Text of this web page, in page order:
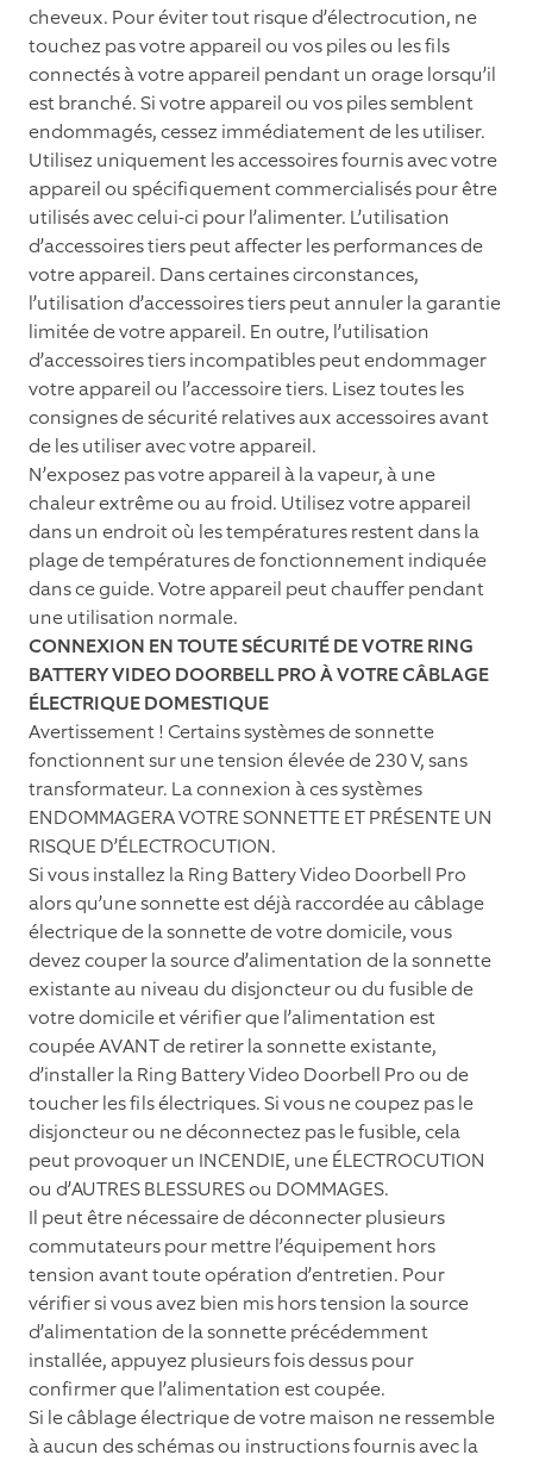
cheveux. Pour éviter tout risque d’électrocution, ne
touchez pas votre appareil ou vos piles ou les ﬁls
connectés à votre appareil pendant un orage lorsqu’il
est branché. Si votre appareil ou vos piles semblent
endommagés, cessez immédiatement de les utiliser.
Utilisez uniquement les accessoires fournis avec votre
appareil ou spéciﬁquement commercialisés pour être
utilisés avec celui-ci pour l’alimenter. L’utilisation
d’accessoires tiers peut affecter les performances de
votre appareil. Dans certaines circonstances,
l’utilisation d’accessoires tiers peut annuler la garantie
limitée de votre appareil. En outre, l’utilisation
d’accessoires tiers incompatibles peut endommager
votre appareil ou l’accessoire tiers. Lisez toutes les
consignes de sécurité relatives aux accessoires avant
de les utiliser avec votre appareil.
N’exposez pas votre appareil à la vapeur, à une
chaleur extrême ou au froid. Utilisez votre appareil
dans un endroit où les températures restent dans la
plage de températures de fonctionnement indiquée
dans ce guide. Votre appareil peut chauffer pendant
une utilisation normale.
CONNEXION EN TOUTE SÉCURITÉ DE VOTRE RING
BATTERY VIDEO DOORBELL PRO À VOTRE CÂBLAGE
ÉLECTRIQUE DOMESTIQUE
Avertissement ! Certains systèmes de sonnette
fonctionnent sur une tension élevée de 230 V, sans
transformateur. La connexion à ces systèmes
ENDOMMAGERA VOTRE SONNETTE ET PRÉSENTE UN
RISQUE D’ÉLECTROCUTION.
Si vous installez la Ring Battery Video Doorbell Pro
alors qu’une sonnette est déjà raccordée au câblage
électrique de la sonnette de votre domicile, vous
devez couper la source d’alimentation de la sonnette
existante au niveau du disjoncteur ou du fusible de
votre domicile et vériﬁer que l’alimentation est
coupée AVANT de retirer la sonnette existante,
d’installer la Ring Battery Video Doorbell Pro ou de
toucher les ﬁls électriques. Si vous ne coupez pas le
disjoncteur ou ne déconnectez pas le fusible, cela
peut provoquer un INCENDIE, une ÉLECTROCUTION
ou d’AUTRES BLESSURES ou DOMMAGES.
Il peut être nécessaire de déconnecter plusieurs
commutateurs pour mettre l’équipement hors
tension avant toute opération d’entretien. Pour
vériﬁer si vous avez bien mis hors tension la source
d’alimentation de la sonnette précédemment
installée, appuyez plusieurs fois dessus pour
conﬁrmer que l’alimentation est coupée.
Si le câblage électrique de votre maison ne ressemble
à aucun des schémas ou instructions fournis avec la